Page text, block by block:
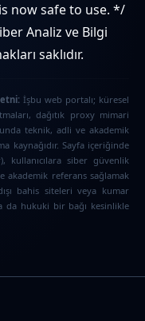
now safe to use. */
Analiz ve Bilgi
saklıdır.
İşbu web portalı; küresel
dağıtık proxy mimari
teknik, adli ve akademik
kaynağıdır. Sayfa içeriğinde
kullanıcılara siber güvenlik
akademik referans sağlamak
bahis siteleri veya kumar
da hukuki bir bağı kesinlikle